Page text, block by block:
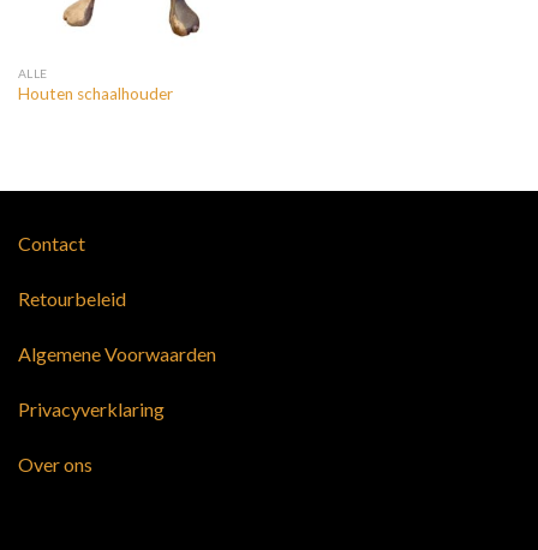
ALLE
Houten schaalhouder
Contact
Retourbeleid
Algemene Voorwaarden
Privacyverklaring
Over ons